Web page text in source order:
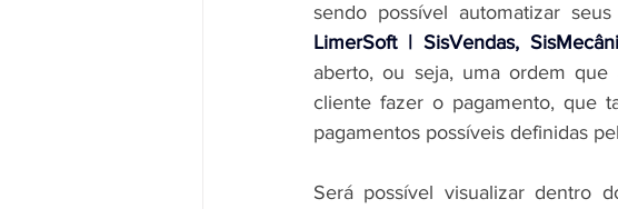
sendo possível automatizar
LimerSoft | SisVendas,
aberto, ou seja, uma ordem
cliente fazer o pagamento, que
pagamentos possíveis definidas
Será possível visualizar dentro